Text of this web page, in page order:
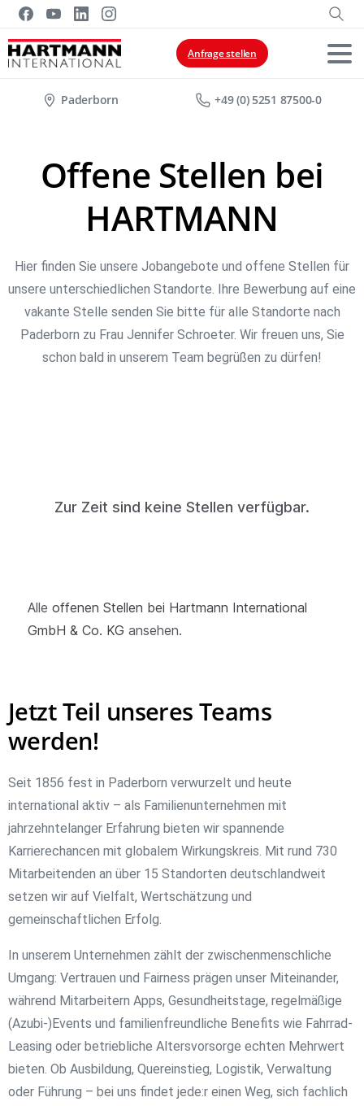
Anfrage stellen
Paderborn +49 (0) 5251 87500-0
Offene Stellen bei
HARTMANN
Hier finden Sie unsere Jobangebote und offene Stellen für
unsere unterschiedlichen Standorte. Ihre Bewerbung auf eine
vakante Stelle senden Sie bitte für alle Standorte nach
Paderborn zu Frau Jennifer Schroeter. Wir freuen uns, Sie
schon bald in unserem Team begrüßen zu dürfen!
Zur Zeit sind keine Stellen verfügbar.
Alle offenen Stellen bei Hartmann International
GmbH & Co. KG ansehen.
Jetzt Teil unseres Teams
werden!
Seit 1856 fest in Paderborn verwurzelt und heute
international aktiv – als Familienunternehmen mit
jahrzehntelanger Erfahrung bieten wir spannende
Karrierechancen mit globalem Wirkungskreis. Mit rund 730
Mitarbeitenden an über 15 Standorten deutschlandweit
setzen wir auf Vielfalt, Wertschätzung und
gemeinschaftlichen Erfolg.
In unserem Unternehmen zählt der zwischenmenschliche
Umgang: Vertrauen und Fairness prägen unser Miteinander,
während Mitarbeitern Apps, Gesundheitstage, regelmäßige
(Azubi‑)Events und familienfreundliche Benefits wie Fahrrad-
Leasing oder betriebliche Altersvorsorge echten Mehrwert
bieten. Ob Ausbildung, Quereinstieg, Logistik, Verwaltung
oder Führung – bei uns findet jede:r einen Weg, sich fachlich